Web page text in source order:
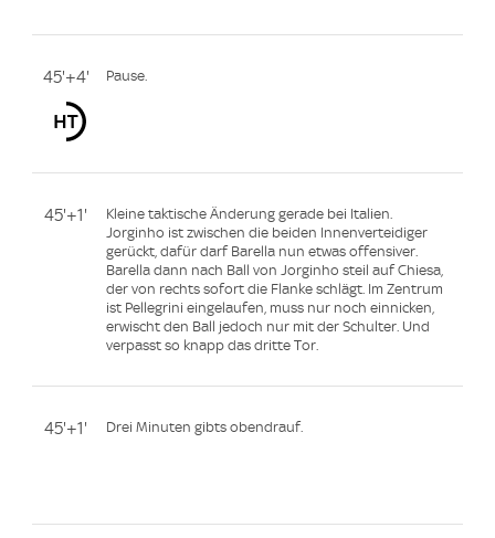
45'+4' Pause.
45'+1'
Kleine taktische Änderung gerade bei Italien.
Jorginho ist zwischen die beiden Innenverteidiger
gerückt, dafür darf Barella nun etwas offensiver.
Barella dann nach Ball von Jorginho steil auf Chiesa,
der von rechts sofort die Flanke schlägt. Im Zentrum
ist Pellegrini eingelaufen, muss nur noch einnicken,
erwischt den Ball jedoch nur mit der Schulter. Und
verpasst so knapp das dritte Tor.
45'+1' Drei Minuten gibts obendrauf.